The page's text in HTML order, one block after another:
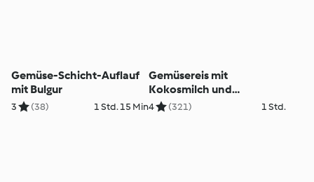
Gemüse-Schicht-Auflauf
mit Bulgur
3 (38) 1 Std. 15 Min
Gemüsereis mit
Kokosmilch und
Cashewkernen
4 (321) 1 Std.